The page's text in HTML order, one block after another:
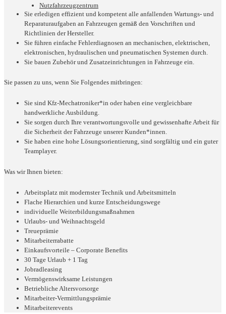
Nutzfahrzeugzentrum
Sie erledigen effizient und kompetent alle anfallenden Wartungs- und
Reparaturaufgaben an Fahrzeugen gemäß den Vorschriften und
Richtlinien der Hersteller.
Sie führen einfache Fehlerdiagnosen an mechanischen, elektrischen,
elektronischen, hydraulischen und pneumatischen Systemen durch.
Sie bauen Zubehör und Zusatzeinrichtungen in Fahrzeuge ein.
Sie passen zu uns, wenn Sie Folgendes mitbringen:
Sie sind Kfz-Mechatroniker*in oder haben eine vergleichbare
handwerkliche Ausbildung.
Sie sorgen durch Ihre verantwortungsvolle und gewissenhafte Arbeit für
die Sicherheit der Fahrzeuge unserer Kunden*innen.
Sie haben eine hohe Lösungsorientierung, sind sorgfältig und ein guter
Teamplayer.
Was wir Ihnen bieten:
Arbeitsplatz mit modernster Technik und Arbeitsmitteln
Flache Hierarchien und kurze Entscheidungswege
individuelle Weiterbildungsmaßnahmen
Urlaubs- und Weihnachtsgeld
Treueprämie
Mitarbeiterrabatte
Einkaufsvorteile – Corporate Benefits
30 Tage Urlaub + 1 Tag
Jobradleasing
Vermögenswirksame Leistungen
Betriebliche Altersvorsorge
Mitarbeiter-Vermittlungsprämie
Mitarbeiterevents